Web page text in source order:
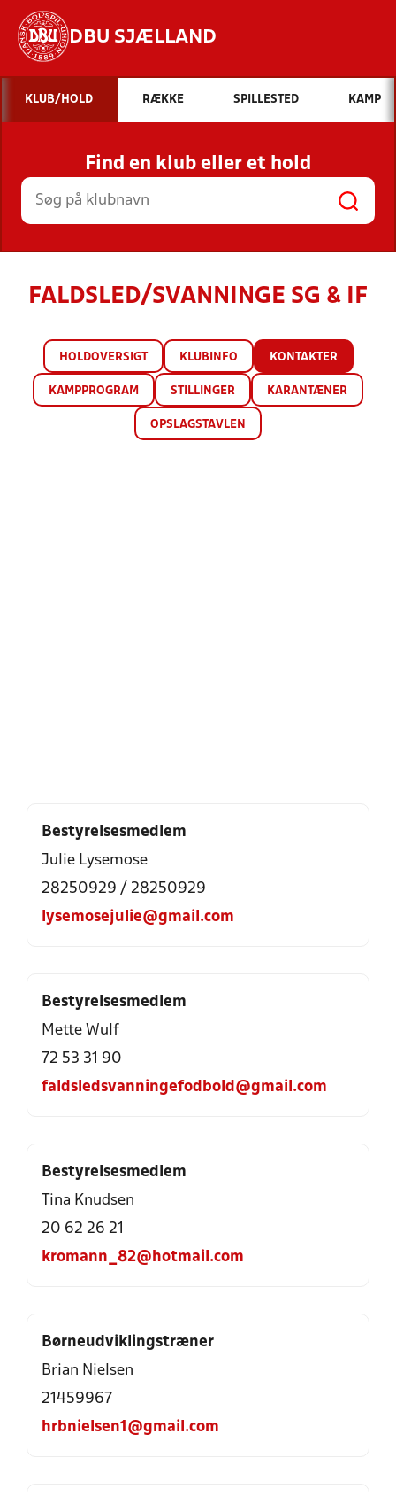
DBU SJÆLLAND
Hvad vil du søge efter?
INDHOLD OG NYHEDER
STILLINGER, RESULTATER, KLUBBER OG
HOLD
KLUB/HOLD RÆKKE SPILLESTED KAMP
Find en klub eller et hold
FALDSLED/SVANNINGE SG & IF
HOLDOVERSIGT KLUBINFO KONTAKTER
KAMPPROGRAM STILLINGER KARANTÆNER
OPSLAGSTAVLEN
Bestyrelsesmedlem
Julie Lysemose
28250929 / 28250929
lysemosejulie@gmail.com
Bestyrelsesmedlem
Mette Wulf
72 53 31 90
faldsledsvanningefodbold@gmail.com
Bestyrelsesmedlem
Tina Knudsen
20 62 26 21
kromann_82@hotmail.com
Børneudviklingstræner
Brian Nielsen
21459967
hrbnielsen1@gmail.com